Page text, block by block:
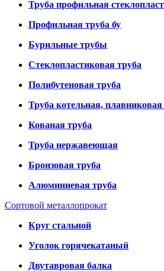
Труба профильная
Профильная труба бу
Бурильные трубы
Стеклопластиковая труба
Полибутеновая труба
Труба котельная,
Кованая труба
Труба нержавеющая
Бронзовая труба
Алюминиевая труба
Сортовой металлопрокат
Круг стальной
Уголок горячекатаный
Двутавровая балка